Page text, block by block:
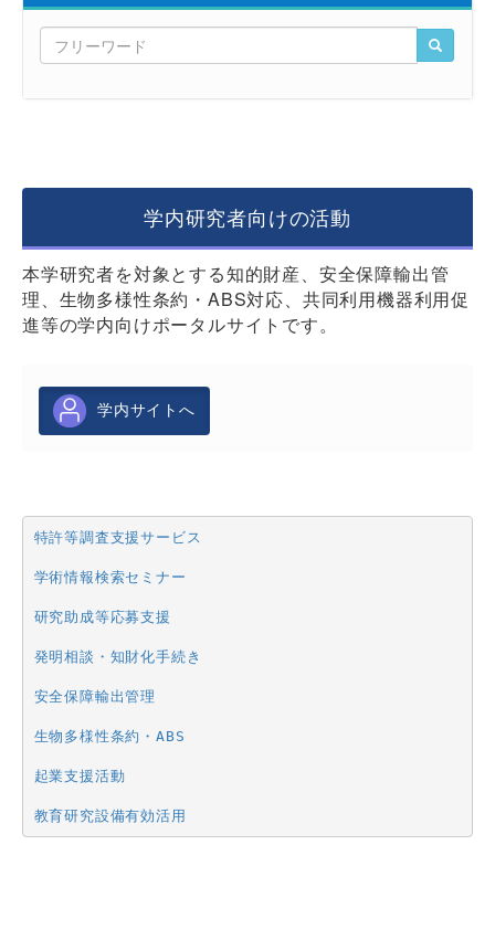
学内研究者向けの活動
本学研究者を対象とする知的財産、安全保障輸出管
理、生物多様性条約・ABS対応、共同利用機器利用促
進等の学内向けポータルサイトです。
学内サイトへ
特許等調査支援サービス
学術情報検索セミナー
研究助成等応募支援
発明相談・知財化手続き
安全保障輸出管理
生物多様性条約・ABS
起業支援活動
教育研究設備有効活用